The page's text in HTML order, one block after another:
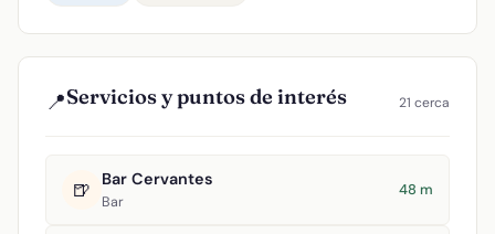
📍Servicios y puntos de interés 21 cerca
🍺 Bar Cervantes
Bar
48 m